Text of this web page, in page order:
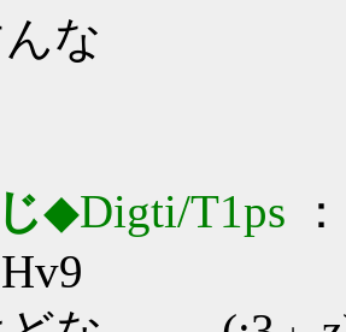
な
◆Digti/T1ps